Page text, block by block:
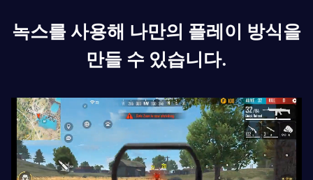
녹스를 사용해 나만의 플레이 방식을
만들 수 있습니다.